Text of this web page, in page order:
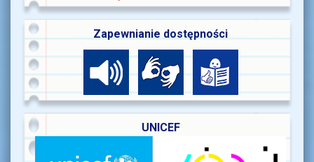
Zapewnianie dostępności
UNICEF